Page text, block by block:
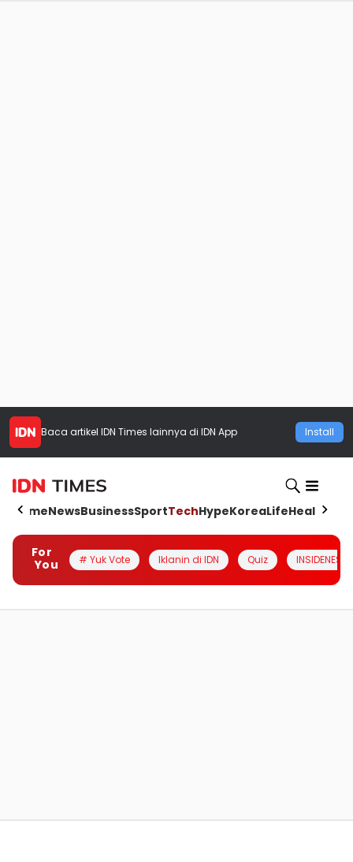
Baca artikel IDN Times lainnya di IDN App Install
HomeNewsBusinessSportTechHypeKoreaLifeHealth
For
You
# Yuk Vote Iklanin di IDN Quiz INSIDENESIA